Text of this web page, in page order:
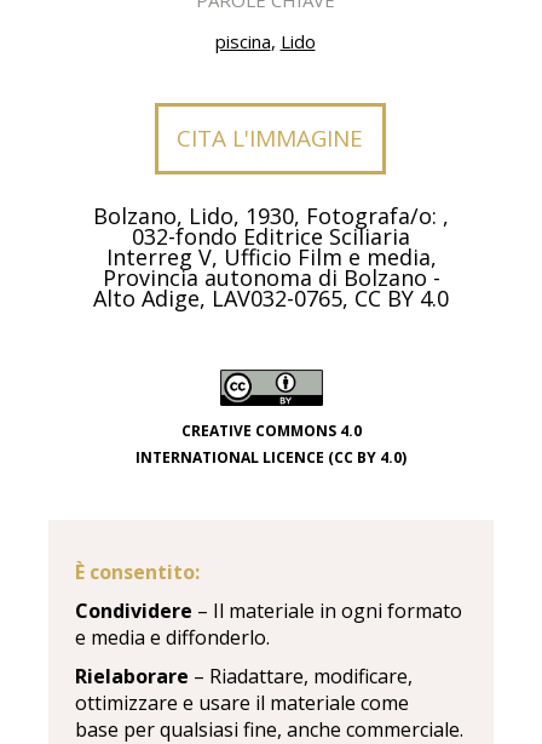
piscina, Lido
CITA L'IMMAGINE
Bolzano, Lido, 1930, Fotografa/o: ,
032-fondo Editrice Sciliaria
Interreg V, Ufficio Film e media,
Provincia autonoma di Bolzano -
Alto Adige, LAV032-0765, CC BY 4.0
CREATIVE COMMONS 4.0
INTERNATIONAL LICENCE (CC BY 4.0)
È consentito:
Condividere – Il materiale in ogni formato
e media e diffonderlo.
Rielaborare – Riadattare, modificare,
ottimizzare e usare il materiale come
base per qualsiasi fine, anche commerciale.